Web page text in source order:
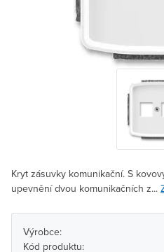
Kryt zásuvky komunikační. S
upevnění dvou komunikačních z...
Výrobce:
Kód produktu: